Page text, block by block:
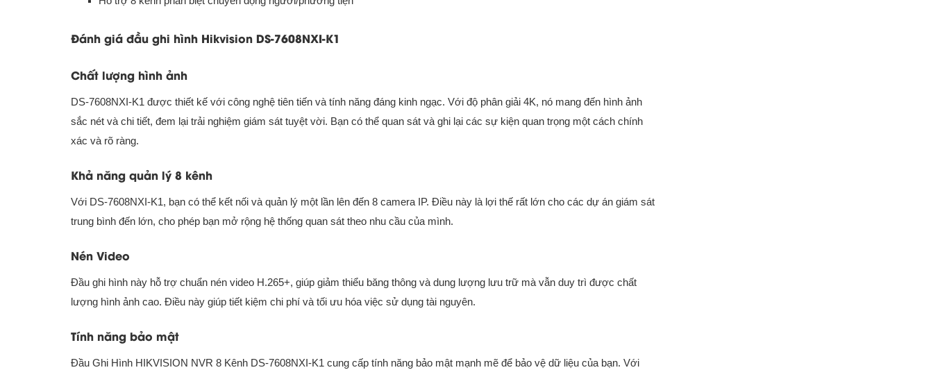
Đánh giá đầu ghi hình Hikvision DS-7608NXI-K1
Chất lượng hình ảnh
DS-7608NXI-K1 được thiết kế với công nghệ tiên tiến và tính năng đáng kinh ngạc. Với độ phân giải 4K, nó mang đến hình ảnh
sắc nét và chi tiết, đem lại trải nghiệm giám sát tuyệt vời. Bạn có thể quan sát và ghi lại các sự kiện quan trọng một cách chính
xác và rõ ràng.
Khả năng quản lý 8 kênh
Với DS-7608NXI-K1, bạn có thể kết nối và quản lý một lần lên đến 8 camera IP. Điều này là lợi thế rất lớn cho các dự án giám sát
trung bình đến lớn, cho phép bạn mở rộng hệ thống quan sát theo nhu cầu của mình.
Nén Video
Đầu ghi hình này hỗ trợ chuẩn nén video H.265+, giúp giảm thiểu băng thông và dung lượng lưu trữ mà vẫn duy trì được chất
lượng hình ảnh cao. Điều này giúp tiết kiệm chi phí và tối ưu hóa việc sử dụng tài nguyên.
Tính năng bảo mật
Đầu Ghi Hình HIKVISION NVR 8 Kênh DS-7608NXI-K1 cung cấp tính năng bảo mật mạnh mẽ để bảo vệ dữ liệu của bạn. Với